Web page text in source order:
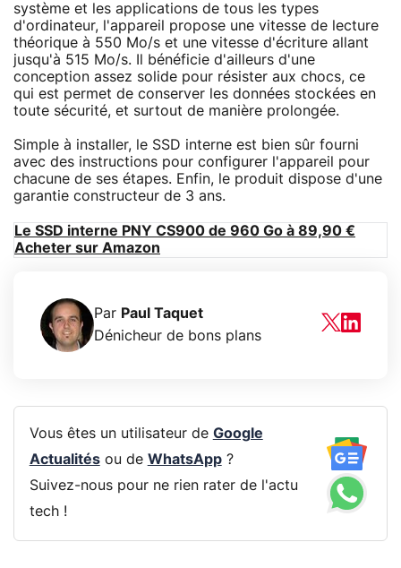
système et les applications de tous les types
d'ordinateur, l'appareil propose une vitesse de lecture
théorique à 550 Mo/s et une vitesse d'écriture allant
jusqu'à 515 Mo/s. Il bénéficie d'ailleurs d'une
conception assez solide pour résister aux chocs, ce
qui est permet de conserver les données stockées en
toute sécurité, et surtout de manière prolongée.
Simple à installer, le SSD interne est bien sûr fourni
avec des instructions pour configurer l'appareil pour
chacune de ses étapes. Enfin, le produit dispose d'une
garantie constructeur de 3 ans.
Le SSD interne PNY CS900 de 960 Go à 89,90 €
Acheter sur Amazon
Par Paul Taquet
Dénicheur de bons plans
Vous êtes un utilisateur de Google
Actualitésou de WhatsApp?
Suivez-nous pour ne rien rater de l'actu
tech !